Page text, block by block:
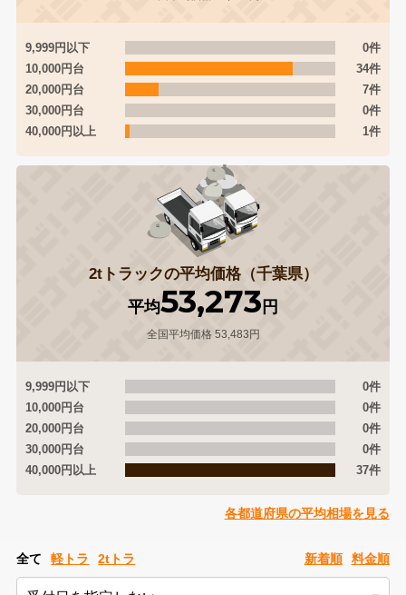
9,999円以下
0件
10,000円台
34件
20,000円台
7件
30,000円台
0件
40,000円以上
1件
2tトラックの平均価格（千葉県）
平均53,273 円
全国平均価格 53,483円
9,999円以下
0件
10,000円台
0件
20,000円台
0件
30,000円台
0件
40,000円以上
37件
各都道府県の平均相場を見る
全て 軽トラ 2tトラ 新着順 料金順